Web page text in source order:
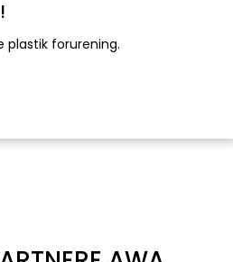
forurening.